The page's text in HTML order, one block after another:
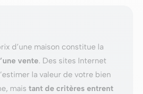
d’une maison constitue la
vente. Des sites Internet
la valeur de votre bien
mais tant de critères entrent